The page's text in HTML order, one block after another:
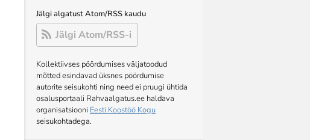
Jälgi algatust Atom/RSS kaudu
Jälgi Atom/RSS-i
Kollektiivses pöördumises väljatoodud
mõtted esindavad üksnes pöördumise
autorite seisukohti ning need ei pruugi ühtida
osalusportaali Rahvaalgatus.ee haldava
organisatsiooni Eesti Koostöö Kogu
seisukohtadega.